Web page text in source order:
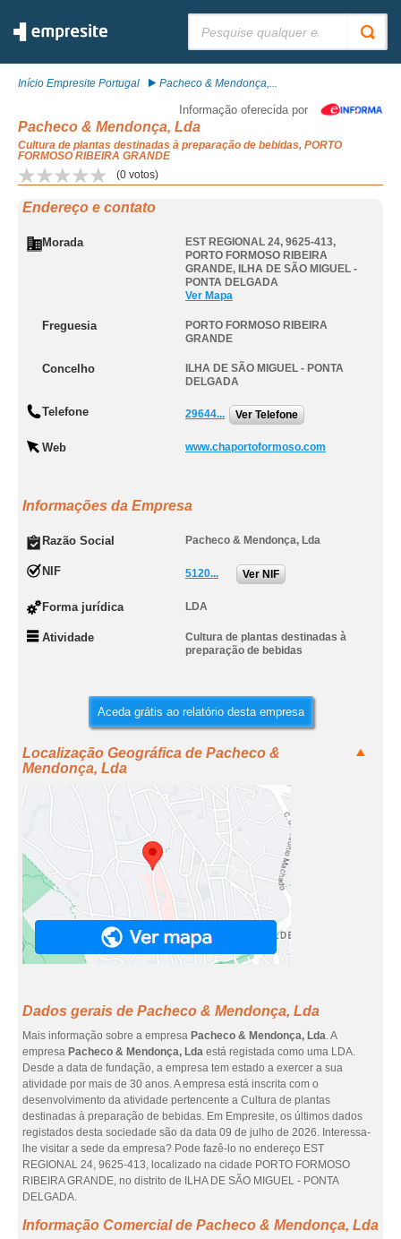
Início Empresite Portugal Pacheco & Mendonça,...
Informação oferecida por
Pacheco & Mendonça, Lda
Cultura de plantas destinadas à preparação de bebidas, PORTO
FORMOSO RIBEIRA GRANDE
(0 votos)
Endereço e contato
Morada EST REGIONAL 24, 9625-413,
PORTO FORMOSO RIBEIRA
GRANDE, ILHA DE SÃO MIGUEL -
PONTA DELGADA
Ver Mapa
Freguesia
PORTO FORMOSO RIBEIRA
GRANDE
Concelho
ILHA DE SÃO MIGUEL - PONTA
DELGADA
Telefone 29644... Ver Telefone
Web www.chaportoformoso.com
Informações da Empresa
Razão Social Pacheco & Mendonça, Lda
NIF 5120... Ver NIF
Forma jurídica LDA
Atividade
Cultura de plantas destinadas à
preparação de bebidas
Aceda grátis ao relatório desta empresa
Localização Geográfica de Pacheco &
Mendonça, Lda
Dados gerais de Pacheco & Mendonça, Lda
Mais informação sobre a empresa Pacheco & Mendonça, Lda. A
empresa Pacheco & Mendonça, Lda está registada como uma LDA.
Desde a data de fundação, a empresa tem estado a exercer a sua
atividade por mais de 30 anos. A empresa está inscrita com o
desenvolvimento da atividade pertencente a Cultura de plantas
destinadas à preparação de bebidas. Em Empresite, os últimos dados
registados desta sociedade são da data 09 de julho de 2026. Interessa-
lhe visitar a sede da empresa? Pode fazê-lo no endereço EST
REGIONAL 24, 9625-413, localizado na cidade PORTO FORMOSO
RIBEIRA GRANDE, no distrito de ILHA DE SÃO MIGUEL - PONTA
DELGADA.
Informação Comercial de Pacheco & Mendonça, Lda